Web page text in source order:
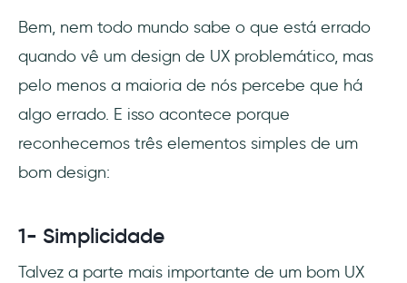
Bem, nem todo mundo sabe o que está errado
quando vê um design de UX problemático, mas
pelo menos a maioria de nós percebe que há
algo errado. E isso acontece porque
reconhecemos três elementos simples de um
bom design:
1- Simplicidade
Talvez a parte mais importante de um bom UX